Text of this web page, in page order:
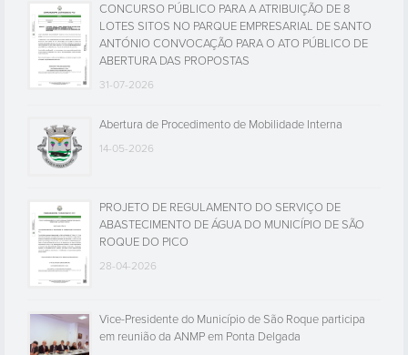
CONCURSO PÚBLICO PARA A ATRIBUIÇÃO DE 8
LOTES SITOS NO PARQUE EMPRESARIAL DE SANTO
ANTÓNIO CONVOCAÇÃO PARA O ATO PÚBLICO DE
ABERTURA DAS PROPOSTAS
31-07-2026
Abertura de Procedimento de Mobilidade Interna
14-05-2026
PROJETO DE REGULAMENTO DO SERVIÇO DE
ABASTECIMENTO DE ÁGUA DO MUNICÍPIO DE SÃO
ROQUE DO PICO
28-04-2026
Vice-Presidente do Município de São Roque participa
em reunião da ANMP em Ponta Delgada